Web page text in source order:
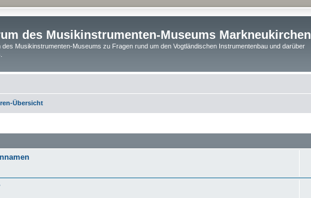
des Musikinstrumenten-Museums Markneukirchen
des Musikinstrumenten-Museums zu Fragen rund um den Vogtländischen Instrumentenbau und darüber
Übersicht